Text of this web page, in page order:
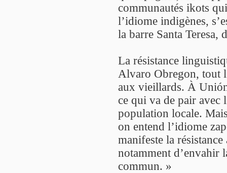
communautés ikots
l’idiome indigènes,
la barre Santa Teresa,
La résistance
Alvaro Obregon, tout
aux vieillards. À
ce qui va de pair avec
population locale.
on entend l’idiome
manifeste la
notamment d’envahir
commun. »